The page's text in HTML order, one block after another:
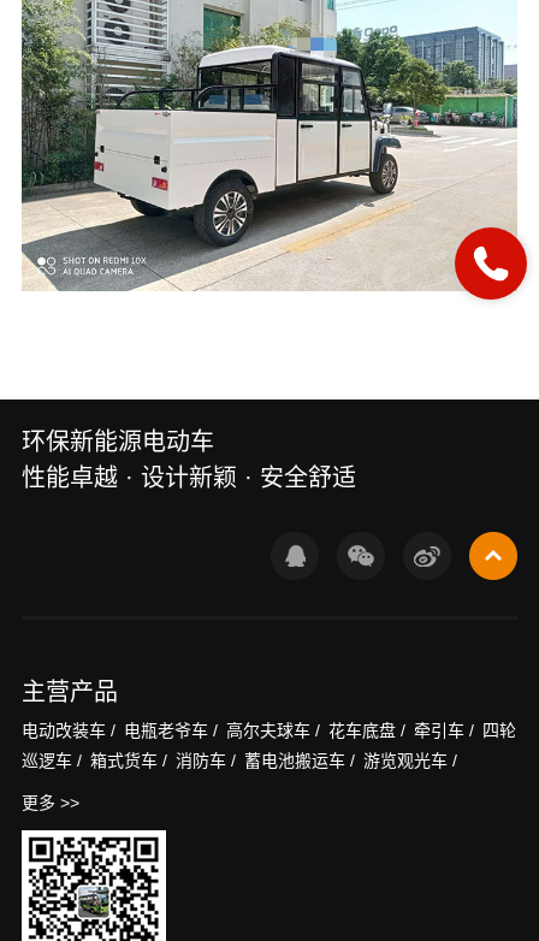
环保新能源电动车
性能卓越 · 设计新颖 · 安全舒适
主营产品
电动改装车 / 电瓶老爷车 / 高尔夫球车 / 花车底盘 / 牵引车 / 四轮
巡逻车 / 箱式货车 / 消防车 / 蓄电池搬运车 / 游览观光车 /
更多 >>